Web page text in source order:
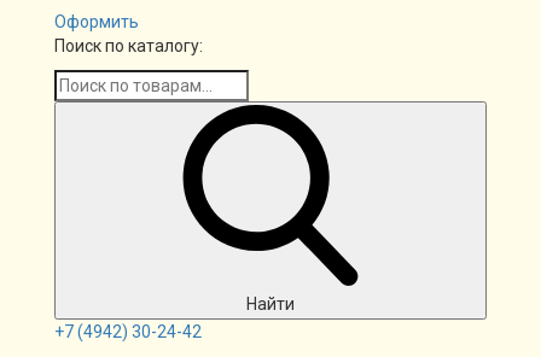
Оформить
Поиск по каталогу:
Найти
+7(4942) 30-24-42